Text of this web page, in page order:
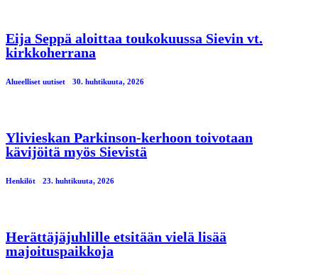
Eija Seppä aloittaa toukokuussa Sievin vt.
kirkkoherrana
Alueelliset uutiset 30. huhtikuuta, 2026
Ylivieskan Parkinson-kerhoon toivotaan
kävijöitä myös Sievistä
Henkilöt 23. huhtikuuta, 2026
Herättäjäjuhlille etsitään vielä lisää
majoituspaikkoja